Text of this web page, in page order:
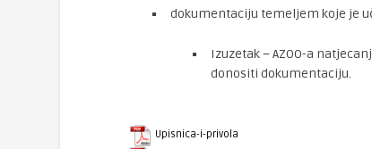
dokumentaciju temeljem koje je
Izuzetak – AZOO-a
donositi dokumentaciju.
Upisnica-i-privola